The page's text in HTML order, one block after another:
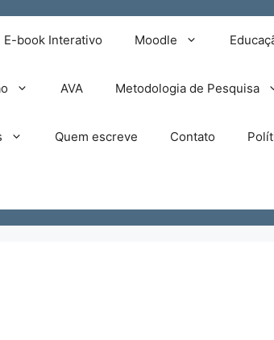
E-book Interativo Moodle
AVA Metodologia de Pesquisa
Quem escreve Contato